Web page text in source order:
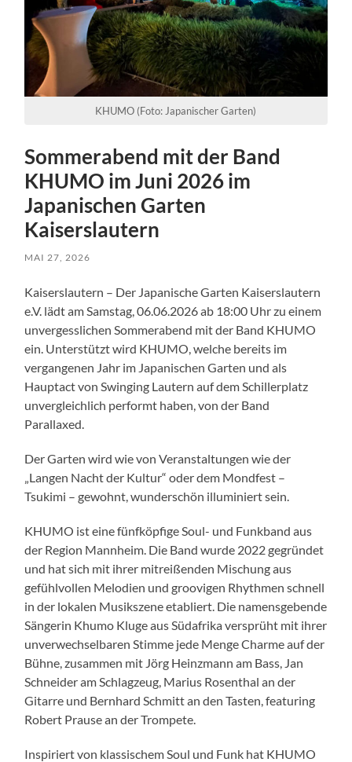
KHUMO (Foto: Japanischer Garten)
Sommerabend mit der Band
KHUMO im Juni 2026 im
Japanischen Garten
Kaiserslautern
MAI 27, 2026
Kaiserslautern – Der Japanische Garten Kaiserslautern
e.V. lädt am Samstag, 06.06.2026 ab 18:00 Uhr zu einem
unvergesslichen Sommerabend mit der Band KHUMO
ein. Unterstützt wird KHUMO, welche bereits im
vergangenen Jahr im Japanischen Garten und als
Hauptact von Swinging Lautern auf dem Schillerplatz
unvergleichlich performt haben, von der Band
Parallaxed.
Der Garten wird wie von Veranstaltungen wie der
„Langen Nacht der Kultur“ oder dem Mondfest –
Tsukimi – gewohnt, wunderschön illuminiert sein.
KHUMO ist eine fünfköpfige Soul- und Funkband aus
der Region Mannheim. Die Band wurde 2022 gegründet
und hat sich mit ihrer mitreißenden Mischung aus
gefühlvollen Melodien und groovigen Rhythmen schnell
in der lokalen Musikszene etabliert. Die namensgebende
Sängerin Khumo Kluge aus Südafrika versprüht mit ihrer
unverwechselbaren Stimme jede Menge Charme auf der
Bühne, zusammen mit Jörg Heinzmann am Bass, Jan
Schneider am Schlagzeug, Marius Rosenthal an der
Gitarre und Bernhard Schmitt an den Tasten, featuring
Robert Prause an der Trompete.
Inspiriert von klassischem Soul und Funk hat KHUMO